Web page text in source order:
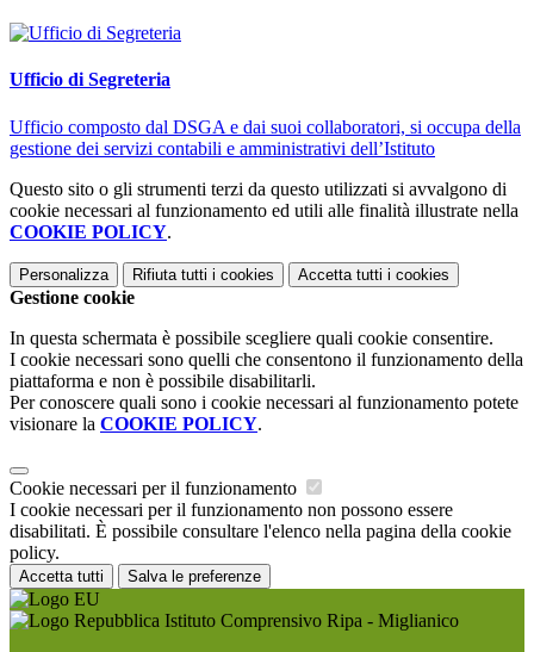
Ufficio di Segreteria
Ufficio composto dal DSGA e dai suoi collaboratori, si occupa della
gestione dei servizi contabili e amministrativi dell’Istituto
Questo sito o gli strumenti terzi da questo utilizzati si avvalgono di
cookie necessari al funzionamento ed utili alle finalità illustrate nella
COOKIE POLICY.
Personalizza Rifiuta tutti i cookies Accetta tutti i cookies
Gestione cookie
In questa schermata è possibile scegliere quali cookie consentire.
I cookie necessari sono quelli che consentono il funzionamento della
piattaforma e non è possibile disabilitarli.
Per conoscere quali sono i cookie necessari al funzionamento potete
visionare la COOKIE POLICY.
Cookie necessari per il funzionamento
I cookie necessari per il funzionamento non possono essere
disabilitati. È possibile consultare l'elenco nella pagina della cookie
policy.
Accetta tutti Salva le preferenze
Istituto Comprensivo Ripa - Miglianico